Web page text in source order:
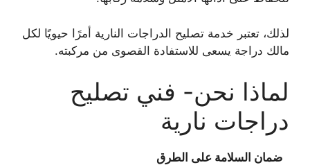
لذلك، تعتبر خدمة تصليح الدراجات النارية أمرًا حيويًا لكل
مالك دراجة يسعى للاستفادة القصوى من مركبته.
لماذا نحن- فني تصليح
دراجات نارية
ضمان السلامة على الطرق